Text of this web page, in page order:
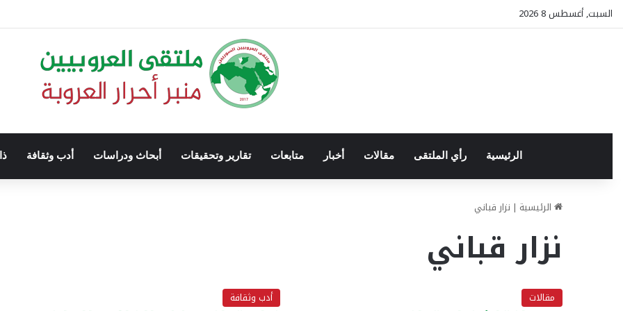
السبت, أغسطس 8 2026
الرئيسية رأي الملتقى مقالات أخبار متابعات تقارير وتحقيقات أبحاث ودراسات أدب وثقافة
الرئيسية | نزار قباني
نزار قباني
مقالات أدب وثقافة